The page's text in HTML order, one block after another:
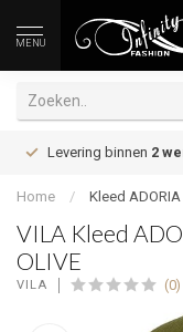
MENU
Levering binnen 2
Home / Kleed
VILA Kleed
OLIVE
VILA (0)